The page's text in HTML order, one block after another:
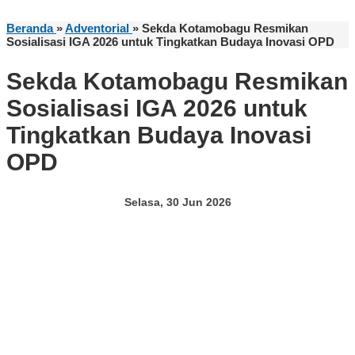
Beranda »Adventorial » Sekda Kotamobagu Resmikan
Sosialisasi IGA 2026 untuk Tingkatkan Budaya Inovasi OPD
Sekda Kotamobagu Resmikan
Sosialisasi IGA 2026 untuk
Tingkatkan Budaya Inovasi
OPD
Selasa, 30 Jun 2026